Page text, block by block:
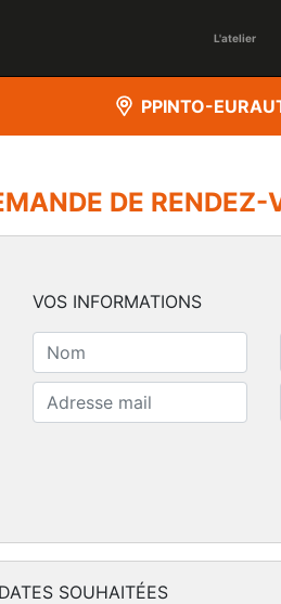
L'atelier
PPINTO-
DE RENDEZ-
VOS INFORMATIONS
DATES SOUHAITÉES